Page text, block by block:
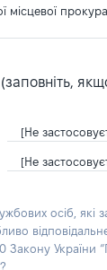
місцевої
[Не
[Не
осіб, які
Закону України